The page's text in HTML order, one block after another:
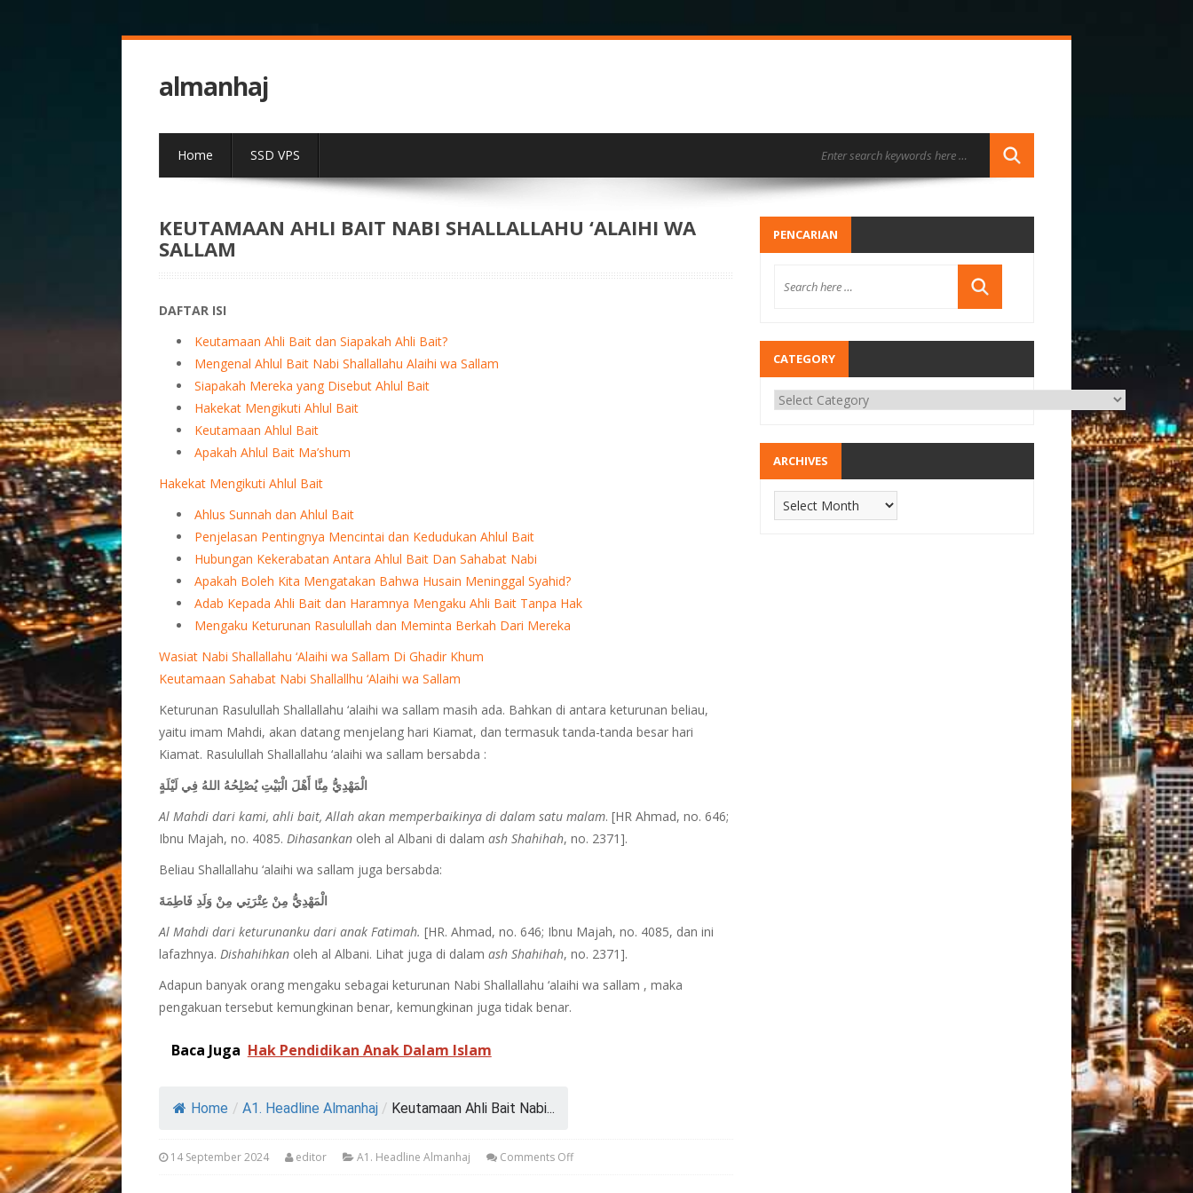
almanhaj
Home SSD VPS
KEUTAMAAN AHLI BAIT NABI SHALLALLAHU ‘ALAIHI WA
SALLAM
DAFTAR ISI
Keutamaan Ahli Bait dan Siapakah Ahli Bait?
Mengenal Ahlul Bait Nabi Shallallahu Alaihi wa Sallam
Siapakah Mereka yang Disebut Ahlul Bait
Hakekat Mengikuti Ahlul Bait
Keutamaan Ahlul Bait
Apakah Ahlul Bait Ma’shum
Hakekat Mengikuti Ahlul Bait
Ahlus Sunnah dan Ahlul Bait
Penjelasan Pentingnya Mencintai dan Kedudukan Ahlul Bait
Hubungan Kekerabatan Antara Ahlul Bait Dan Sahabat Nabi
Apakah Boleh Kita Mengatakan Bahwa Husain Meninggal Syahid?
Adab Kepada Ahli Bait dan Haramnya Mengaku Ahli Bait Tanpa Hak
Mengaku Keturunan Rasulullah dan Meminta Berkah Dari Mereka
Wasiat Nabi Shallallahu ‘Alaihi wa Sallam Di Ghadir Khum
Keutamaan Sahabat Nabi Shallallhu ‘Alaihi wa Sallam
Keturunan Rasulullah Shallallahu ‘alaihi wa sallam masih ada. Bahkan di antara keturunan beliau,
yaitu imam Mahdi, akan datang menjelang hari Kiamat, dan termasuk tanda-tanda besar hari
Kiamat. Rasulullah Shallallahu ‘alaihi wa sallam bersabda :
الْمَهْدِيُّ مِنَّا أَهْلَ الْبَيْتِ يُصْلِحُهُ اللهُ فِي لَيْلَةٍ
Al Mahdi dari kami, ahli bait, Allah akan memperbaikinya di dalam satu malam. [HR Ahmad, no. 646;
Ibnu Majah, no. 4085. Dihasankanoleh al Albani di dalam ash Shahihah, no. 2371].
Beliau Shallallahu ‘alaihi wa sallam juga bersabda:
الْمَهْدِيُّ مِنْ عِتْرَتِي مِنْ وَلَدِ فَاطِمَةَ
Al Mahdi dari keturunanku dari anak Fatimah. [HR. Ahmad, no. 646; Ibnu Majah, no. 4085, dan ini
lafazhnya. Dishahihkanoleh al Albani. Lihat juga di dalam ash Shahihah, no. 2371].
Adapun banyak orang mengaku sebagai keturunan Nabi Shallallahu ‘alaihi wa sallam , maka
pengakuan tersebut kemungkinan benar, kemungkinan juga tidak benar.
Baca Juga Hak Pendidikan Anak Dalam Islam
Home / A1. Headline Almanhaj / Keutamaan Ahli Bait Nabi...
14 September 2024 editor A1. Headline Almanhaj Comments Off
PENCARIAN
CATEGORY
ARCHIVES